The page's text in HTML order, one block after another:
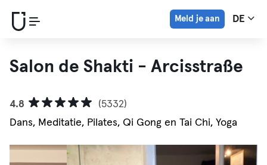
Meld je aan DE
Salon de Shakti - Arcisstraße
4.8
(5332)
Dans, Meditatie, Pilates, Qi Gong en Tai Chi, Yoga